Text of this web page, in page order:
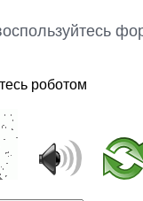
роботом